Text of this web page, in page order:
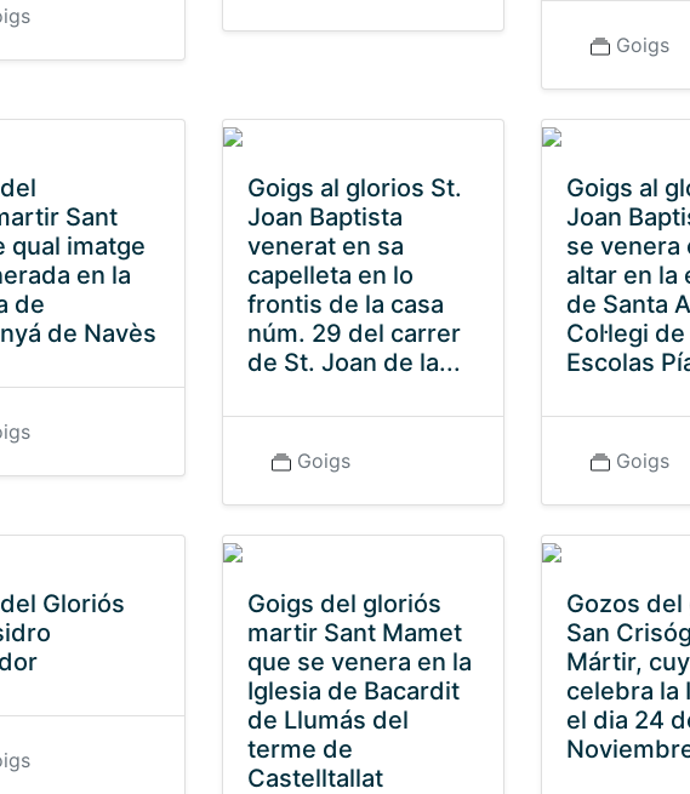
Goigs
Sant
qual imatge
en la
de
de Navès
Goigs al glorios St.
Joan Baptista
venerat en sa
capelleta en lo
frontis de la casa
núm. 29 del carrer
de St. Joan de la...
Goigs
Goigs al
Joan
se venera
altar en la
de Santa
Col·legi
Escolas
Goigs
Gloriós
Goigs del gloriós
martir Sant Mamet
que se venera en la
Iglesia de Bacardit
de Llumás del
terme de
Castelltallat
Gozos
San
Mártir,
celebra la
el dia 24